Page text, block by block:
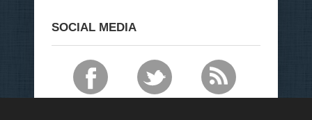
SOCIAL MEDIA